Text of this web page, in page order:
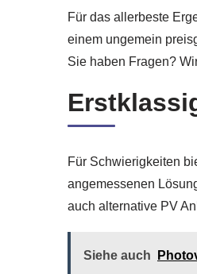
Für das allerbeste
einem ungemein
Sie haben Fragen?
Für Schwierigkeiten
angemessenen
auch alternative PV
Siehe auch